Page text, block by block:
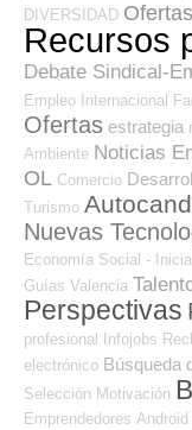
DIVERSIDAD
Recursos
Debate Sindical-
Empleo Internacional
Ofertas estrategia
Ambiente Noticias
OL Comercio
Turismo
Nuevas
Economía Social -
Guías Valencia
Perspectivas
profesional
Infojobs
electrónico Búsqueda
Selección Motivación
Emprendedores Android